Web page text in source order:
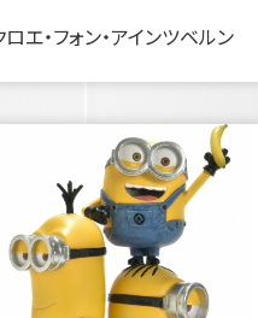
ロエ・フォン・アインツベルン